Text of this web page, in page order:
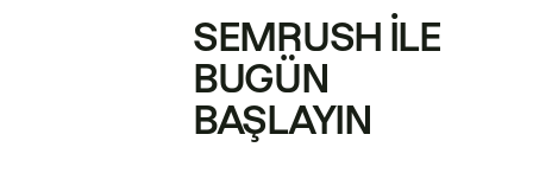
SEMRUSH ILE
BUGÜN
BAŞLAYIN